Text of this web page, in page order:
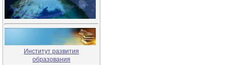
Институт развития
образования